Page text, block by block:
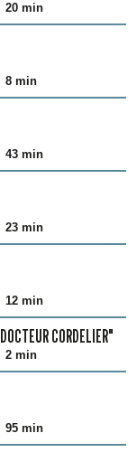
20 min
8 min
43 min
23 min
12 min
CORDELIER"
2 min
95 min